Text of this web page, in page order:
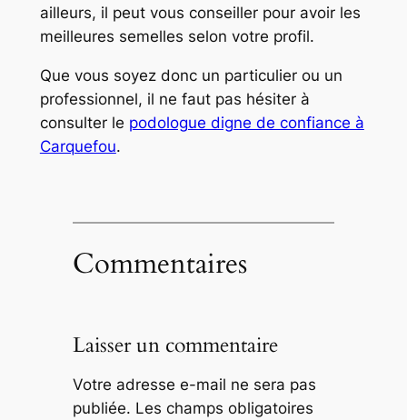
ailleurs, il peut vous conseiller pour avoir les
meilleures semelles selon votre profil.
Que vous soyez donc un particulier ou un
professionnel, il ne faut pas hésiter à
consulter le podologue digne de confiance à
Carquefou.
Commentaires
Laisser un commentaire
Votre adresse e-mail ne sera pas
publiée. Les champs obligatoires